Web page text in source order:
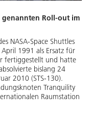
genannten Roll-out im
NASA-Space Shuttles
1991 als Ersatz für
fertiggestellt und hatte
bislang 24
2010 (STS-130).
Tranquility
Raumstation